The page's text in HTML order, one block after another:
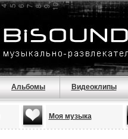
Альбомы Видеоклипы
Моя музыка